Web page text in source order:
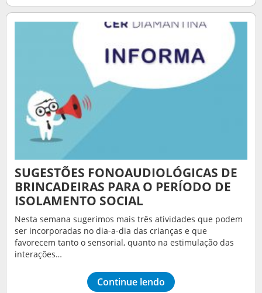
SUGESTÕES FONOAUDIOLÓGICAS DE
BRINCADEIRAS PARA O PERÍODO DE
ISOLAMENTO SOCIAL
Nesta semana sugerimos mais três atividades que podem
ser incorporadas no dia-a-dia das crianças e que
favorecem tanto o sensorial, quanto na estimulação das
interações…
Continue lendo